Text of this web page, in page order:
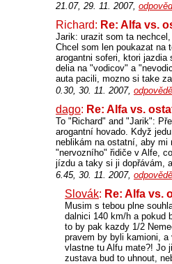
21.07, 29. 11. 2007,
Richard: Re: Alfa vs.
Jarik: urazit som ta
Chcel som len poukazat na
arogantni soferi, ktori
delia na "vodicov" a
auta pacili, mozno si take
0.30, 30. 11. 2007,
dago: Re: Alfa vs.
To "Richard" and "Jarik":
arogantní hovado. Když
neblikám na ostatní, aby
"nervozního" řidiče v Alfe,
jízdu a taky si ji dopřávám,
6.45, 30. 11. 2007,
Slovák: Re: Alfa vs.
Musim s tebou plne
dalnici 140 km/h a pokud
to by pak kazdy 1/2
pravem by byli kamioni,
vlastne tu Alfu mate?! Jo
zustava bud to uhnout,